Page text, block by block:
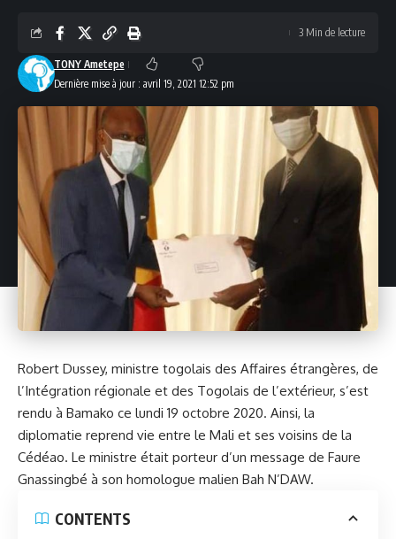
Dernière mise à jour : avril 19, 2021 12:52 pm
TONY Ametepe
3 Min de lecture
Robert Dussey, ministre togolais des Affaires étrangères, de
l’Intégration régionale et des Togolais de l’extérieur, s’est
rendu à Bamako ce lundi 19 octobre 2020. Ainsi, la
diplomatie reprend vie entre le Mali et ses voisins de la
Cédéao. Le ministre était porteur d’un message de Faure
Gnassingbé à son homologue malien Bah N’DAW.
CONTENTS